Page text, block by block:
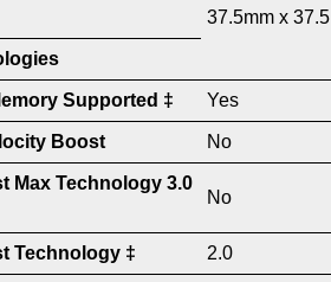
37.5mm x
Supported ‡ Yes
Boost No
Max Technology 3.0
No
Technology ‡ 2.0